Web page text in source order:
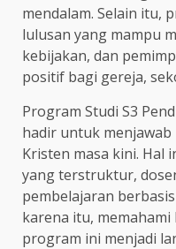
mendalam. Selain itu,
lulusan yang mampu
kebijakan, dan
positif bagi gereja,
Program Studi S3
hadir untuk
Kristen masa kini. Hal
yang terstruktur,
pembelajaran
karena itu,
program ini menjadi